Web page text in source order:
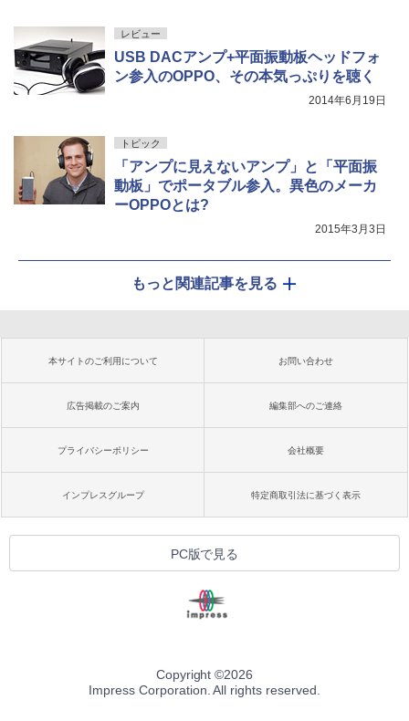
レビュー
USB DACアンプ+平面振動板ヘッドフォ
ン参入のOPPO、その本気っぷりを聴く
2014年6月19日
トピック
「アンプに見えないアンプ」と「平面振
動板」でポータブル参入。異色のメーカ
ーOPPOとは?
2015年3月3日
もっと関連記事を見る
本サイトのご利用について お問い合わせ
広告掲載のご案内 編集部へのご連絡
プライバシーポリシー 会社概要
インプレスグループ 特定商取引法に基づく表示
PC版で見る
Copyright ©2026
Impress Corporation. All rights reserved.